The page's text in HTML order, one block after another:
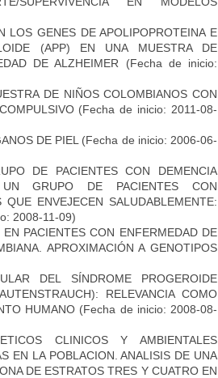
LOS GENES DE APOLIPOPROTEINA E
(APP) EN UNA MUESTRA DE
DE ALZHEIMER (Fecha de inicio:
DE NIÑOS COLOMBIANOS CON
(Fecha de inicio: 2011-08-
DE PIEL (Fecha de inicio: 2006-06-
DE PACIENTES CON DEMENCIA
UN GRUPO DE PACIENTES CON
ENVEJECEN SALUDABLEMENTE:
2008-11-09)
PACIENTES CON ENFERMEDAD DE
APROXIMACIÓN A GENOTIPOS
DEL SÍNDROME PROGEROIDE
RELEVANCIA COMO
HUMANO (Fecha de inicio: 2008-08-
CLINICOS Y AMBIENTALES
EN LA POBLACION. ANALISIS DE UNA
DE ESTRATOS TRES Y CUATRO EN